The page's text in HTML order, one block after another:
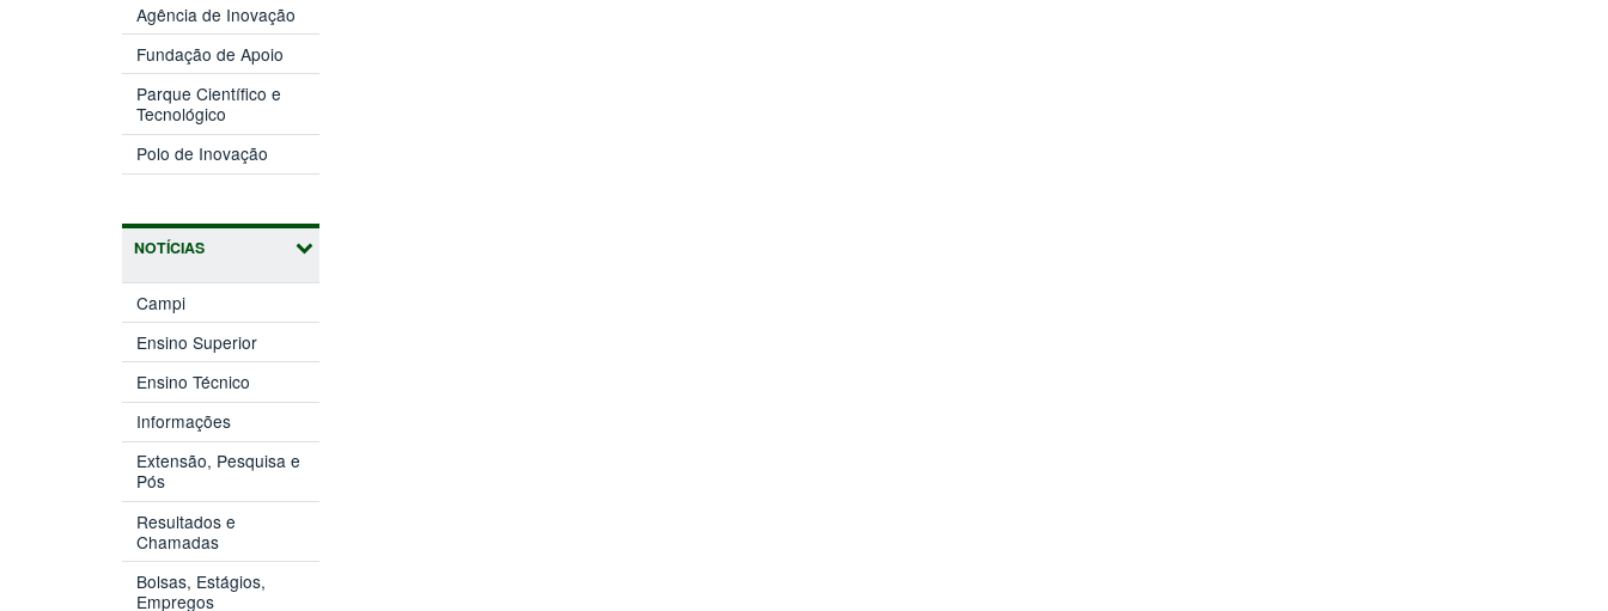
Agência de Inovação
em
janela)
Fundação de Apoio
em
Parque Científico e
Tecnológico
em
nova
janela)
Polo de Inovação
em
NOTÍCIAS
Campi
Ensino Superior
Ensino Técnico
Informações
Extensão, Pesquisa e
Pós
Resultados e
Chamadas
Bolsas, Estágios,
Empregos